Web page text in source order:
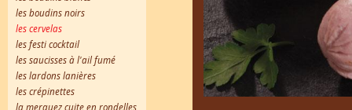
les boudins noirs
les cervelas
les festi cocktail
les saucisses à l'ail fumé
les lardons lanières
les crépinettes
la merguez cuite en rondelles